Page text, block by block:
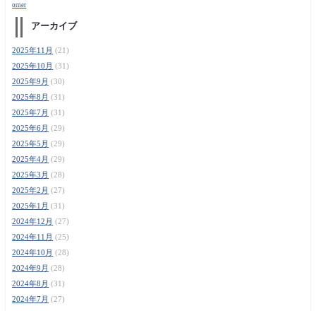
orner
アーカイブ
2025年11月 (21)
2025年10月 (31)
2025年9月 (30)
2025年8月 (31)
2025年7月 (31)
2025年6月 (29)
2025年5月 (29)
2025年4月 (29)
2025年3月 (28)
2025年2月 (27)
2025年1月 (31)
2024年12月 (27)
2024年11月 (25)
2024年10月 (28)
2024年9月 (28)
2024年8月 (31)
2024年7月 (27)